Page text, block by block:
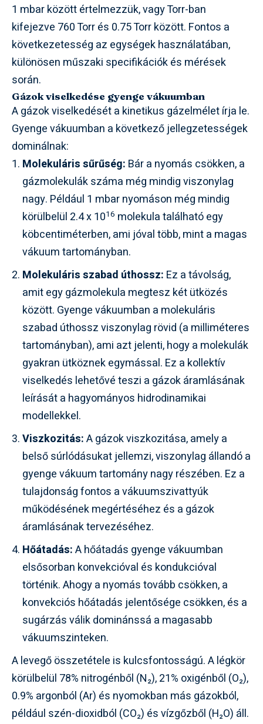
1 mbar között értelmezzük, vagy Torr-ban
kifejezve 760 Torr és 0.75 Torr között. Fontos a
következetesség az egységek használatában,
különösen műszaki specifikációk és mérések
során.
Gázok viselkedése gyenge vákuumban
A gázok viselkedését a kinetikus gázelmélet írja le.
Gyenge vákuumban a következő jellegzetességek
dominálnak:
Molekuláris sűrűség: Bár a nyomás csökken, a
gázmolekulák száma még mindig viszonylag
nagy. Például 1 mbar nyomáson még mindig
körülbelül 2.4 x 1016 molekula található egy
köbcentiméterben, ami jóval több, mint a magas
vákuum tartományban.
Molekuláris szabad úthossz: Ez a távolság,
amit egy gázmolekula megtesz két ütközés
között. Gyenge vákuumban a molekuláris
szabad úthossz viszonylag rövid (a milliméteres
tartományban), ami azt jelenti, hogy a molekulák
gyakran ütköznek egymással. Ez a kollektív
viselkedés lehetővé teszi a gázok áramlásának
leírását a hagyományos hidrodinamikai
modellekkel.
Viszkozitás:A gázok viszkozitása, amely a
belső súrlódásukat jellemzi, viszonylag állandó a
gyenge vákuum tartomány nagy részében. Ez a
tulajdonság fontos a vákuumszivattyúk
működésének megértéséhez és a gázok
áramlásának tervezéséhez.
Hőátadás:A hőátadás gyenge vákuumban
elsősorban konvekcióval és kondukcióval
történik. Ahogy a nyomás tovább csökken, a
konvekciós hőátadás jelentősége csökken, és a
sugárzás válik dominánssá a magasabb
vákuumszinteken.
A levegő összetétele is kulcsfontosságú. A légkör
körülbelül 78% nitrogénből (N₂), 21% oxigénből (O₂),
0.9% argonból (Ar) és nyomokban más gázokból,
például szén-dioxidból (CO₂) és vízgőzből (H₂O) áll.